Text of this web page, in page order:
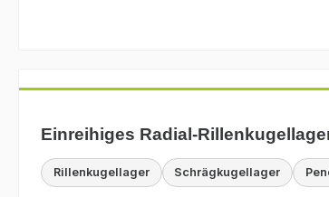
Einreihiges Radial-
Rillenkugellager Schrägkugellager